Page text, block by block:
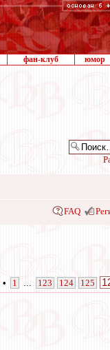
фан-клуб юмор
FAQ
• 1 123 124 125